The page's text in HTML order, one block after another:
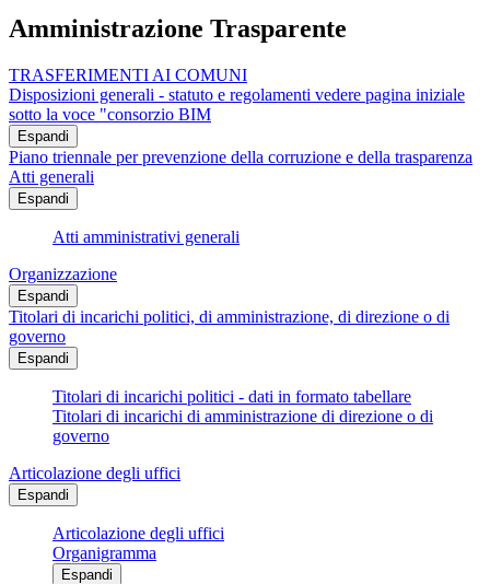
Amministrazione Trasparente
TRASFERIMENTI AI COMUNI
Disposizioni generali - statuto e regolamenti vedere pagina iniziale
sotto la voce "consorzio BIM
Espandi
Piano triennale per prevenzione della corruzione e della trasparenza
Atti generali
Espandi
Atti amministrativi generali
Organizzazione
Espandi
Titolari di incarichi politici, di amministrazione, di direzione o di
governo
Espandi
Titolari di incarichi politici - dati in formato tabellare
Titolari di incarichi di amministrazione di direzione o di
governo
Articolazione degli uffici
Espandi
Articolazione degli uffici
Organigramma
Espandi